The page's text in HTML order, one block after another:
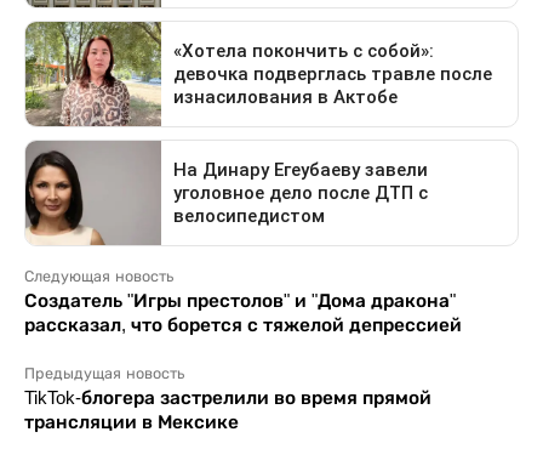
Следующая новость
Создатель "Игры престолов" и "Дома дракона"
рассказал, что борется с тяжелой депрессией
Предыдущая новость
TikTok-блогера застрелили во время прямой
трансляции в Мексике